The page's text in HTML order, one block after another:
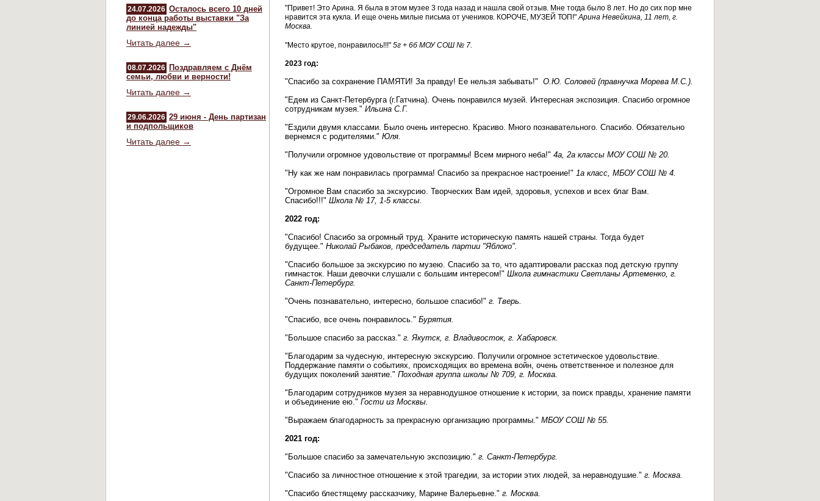
24.07.2026 Осталось всего 10 дней
до конца работы выставки "За
линией надежды"
Читать далее →
08.07.2026 Поздравляем с Днём
семьи, любви и верности!
Читать далее →
29.06.2026 29 июня - День партизан
и подпольщиков
Читать далее →
"Привет! Это Арина. Я была в этом музее 3 года назад и нашла свой отзыв. Мне тогда было 8 лет. Но до сих пор мне
нравится эта кукла. И еще очень милые письма от учеников. КОРОЧЕ, МУЗЕЙ ТОП!"Арина Невейкина, 11 лет, г.
Москва.
"Место крутое, понравилось!!!" 5г + 6б МОУ СОШ № 7.
2023 год:
"Спасибо за сохранение ПАМЯТИ! За правду! Ее нельзя забывать!" О.Ю. Соловей (правнучка Морева М.С.).
"Едем из Санкт-Петербурга (г.Гатчина). Очень понравился музей. Интересная экспозиция. Спасибо огромное
сотрудникам музея." Ильина С.Г.
"Ездили двумя классами. Было очень интересно. Красиво. Много познавательного. Спасибо. Обязательно
вернемся с родителями." Юля.
"Получили огромное удовольствие от программы! Всем мирного неба!" 4а, 2а классы МОУ СОШ № 20.
"Ну как же нам понравилась программа! Спасибо за прекрасное настроение!" 1а класс, МБОУ СОШ № 4.
"Огромное Вам спасибо за экскурсию. Творческих Вам идей, здоровья, успехов и всех благ Вам.
Спасибо!!!" Школа № 17, 1-5 классы.
2022 год:
"Спасибо! Спасибо за огромный труд. Храните историческую память нашей страны. Тогда будет
будущее." Николай Рыбаков, председатель партии "Яблоко".
"Спасибо большое за экскурсию по музею. Спасибо за то, что адаптировали рассказ под детскую группу
гимнасток. Наши девочки слушали с большим интересом!" Школа гимнастики Светланы Артеменко, г.
Санкт-Петербург.
"Очень познавательно, интересно, большое спасибо!" г. Тверь.
"Спасибо, все очень понравилось." Бурятия.
"Большое спасибо за рассказ." г. Якутск, г. Владивосток, г. Хабаровск.
"Благодарим за чудесную, интересную экскурсию. Получили огромное эстетическое удовольствие.
Поддержание памяти о событиях, происходящих во времена войн, очень ответственное и полезное для
будущих поколений занятие." Походная группа школы № 709, г. Москва.
"Благодарим сотрудников музея за неравнодушное отношение к истории, за поиск правды, хранение памяти
и объединение ею." Гости из Москвы.
"Выражаем благодарность за прекрасную организацию программы." МБОУ СОШ № 55.
2021 год:
"Большое спасибо за замечательную экспозицию." г. Санкт-Петербург.
"Спасибо за личностное отношение к этой трагедии, за истории этих людей, за неравнодушие." г. Москва.
"Спасибо блестящему рассказчику, Марине Валерьевне." г. Москва.